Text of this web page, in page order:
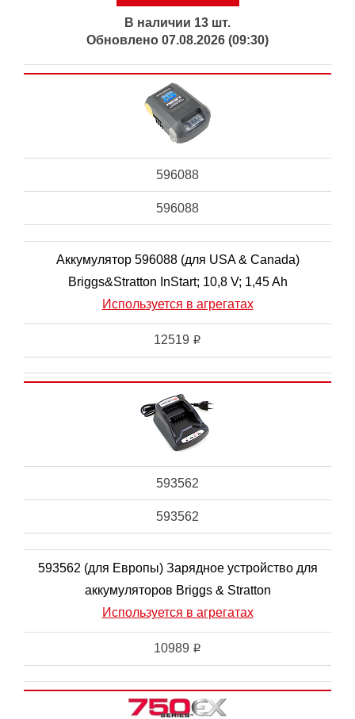
В наличии 13 шт.
Обновлено 07.08.2026 (09:30)
596088
596088
Аккумулятор 596088 (для USA & Canada)
Briggs&Stratton InStart; 10,8 V; 1,45 Ah
Используется в агрегатах
12519 i
593562
593562
593562 (для Европы) Зарядное устройство для
аккумуляторов Briggs & Stratton
Используется в агрегатах
10989 i